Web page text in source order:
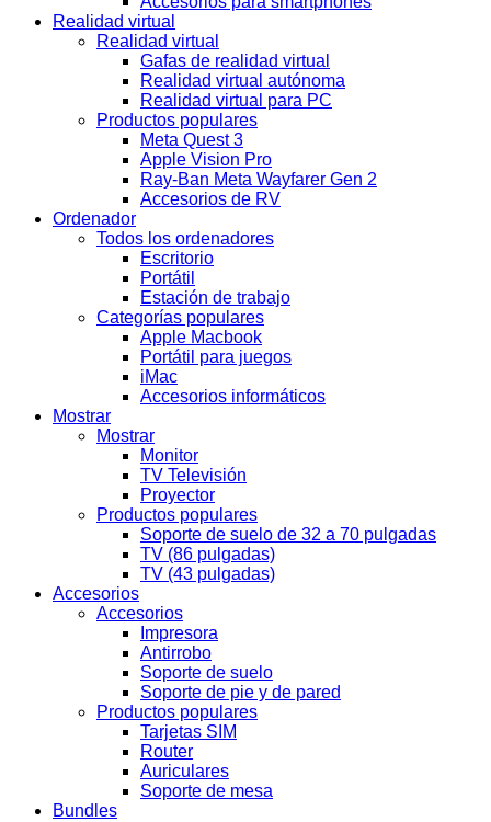
Realidad virtual
Realidad virtual
Gafas de realidad virtual
Realidad virtual autónoma
Realidad virtual para PC
Productos populares
Meta Quest 3
Apple Vision Pro
Ray-Ban Meta Wayfarer Gen 2
Accesorios de RV
Ordenador
Todos los ordenadores
Escritorio
Portátil
Estación de trabajo
Categorías populares
Apple Macbook
Portátil para juegos
iMac
Accesorios informáticos
Mostrar
Mostrar
Monitor
TV Televisión
Proyector
Productos populares
Soporte de suelo de 32 a 70 pulgadas
TV (86 pulgadas)
TV (43 pulgadas)
Accesorios
Accesorios
Impresora
Antirrobo
Soporte de suelo
Soporte de pie y de pared
Productos populares
Tarjetas SIM
Router
Auriculares
Soporte de mesa
Bundles